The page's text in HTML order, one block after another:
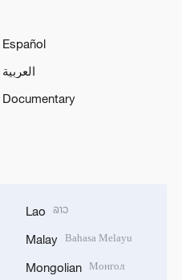
Español
العربية
Documentary
Lao ລາວ
Malay Bahasa Melayu
Mongolian Монгол